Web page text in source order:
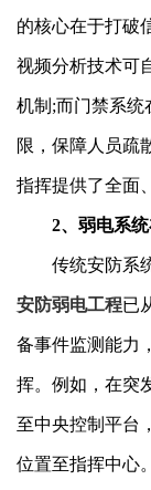
的核心在于打破
视频分析技术可
机制;而门禁系统
限，保障人员疏
指挥提供了全面
2、弱电系统
传统安防系统
安防弱电工程已
备事件监测能力
挥。例如，在突
至中央控制平台
位置至指挥中心